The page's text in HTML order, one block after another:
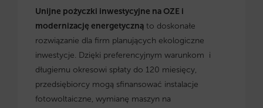
Unijne pożyczki inwestycyjne na OZE i
modernizację energetyczną to doskonałe
rozwiązanie dla firm planujących ekologiczne
inwestycje. Dzięki preferencyjnym warunkom i
długiemu okresowi spłaty do 120 miesięcy,
przedsiębiorcy mogą sfinansować instalacje
fotowoltaiczne, wymianę maszyn na